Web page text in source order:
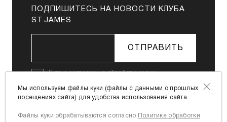
ПОДПИШИТЕСЬ НА НОВОСТИ КЛУБА
ST.JAMES
ОТПРАВИТЬ
Я даюсогласие на обработку моих
Политикой в отношении обработки
Я согласен с
Мы используем файлы куки (файлы с данными о прошлых
посещениях сайта) для удобства использования сайта.
Файлы куки обрабатываются согласно Политике обработки